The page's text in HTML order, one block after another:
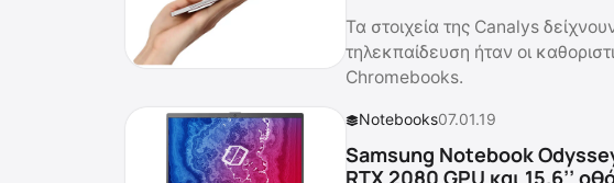
Τα στοιχεία της Canalys
τηλεκπαίδευση ήταν οι
Chromebooks.
Notebooks07.01.19
Samsung Notebook
RTX 2080 GPU και 15.6’’